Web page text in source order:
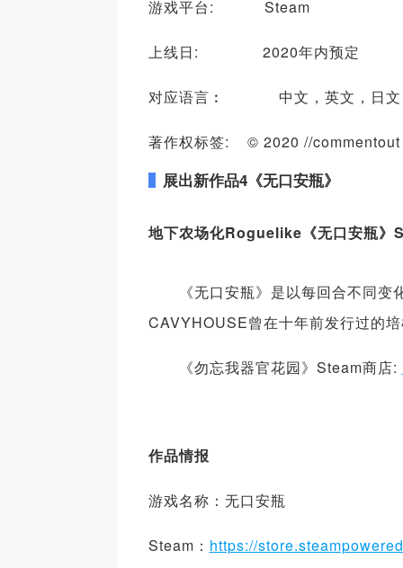
游戏平台: Steam
上线日: 2020年内预定
对应语言︰ 中文，英文，日文
著作权标签: © 2020 //
展出新作品4 《无口安瓶》
地下农场化Roguelike《无口安瓶》
《无口安瓶》是以每回合不同变
CAVYHOUSE曾在十年前发行过的
《勿忘我器官花园》Steam商店:
作品情报
游戏名称：无口安瓶
Steam： https://